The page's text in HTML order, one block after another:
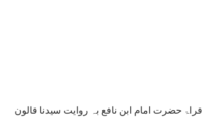
قراۃ حضرت امام ابن نافع بہ روایت سیدنا قالون